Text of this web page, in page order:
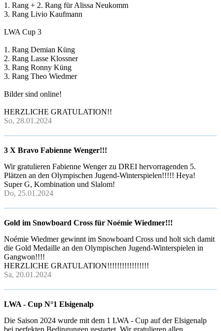
1. Rang + 2. Rang für Alissa Neukomm
3. Rang Livio Kaufmann
LWA Cup 3
1. Rang Demian Küng
2. Rang Lasse Klossner
3. Rang Ronny Küng
3. Rang Theo Wiedmer
Bilder sind online!
HERZLICHE GRATULATION!!
So, 28.01.2024
3 X Bravo Fabienne Wenger!!!
Wir gratulieren Fabienne Wenger zu DREI hervorragenden 5.
Plätzen an den Olympischen Jugend-Winterspielen!!!!! Heya!
Super G, Kombination und Slalom!
Do, 25.01.2024
Gold im Snowboard Cross für Noémie Wiedmer!!!
Noémie Wiedmer gewinnt im Snowboard Cross und holt sich damit
die Gold Medaille an den Olympischen Jugend-Winterspielen in
Gangwon!!!!
HERZLICHE GRATULATION!!!!!!!!!!!!!!!!!
Sa, 20.01.2024
LWA - Cup N°1 Elsigenalp
Die Saison 2024 wurde mit dem 1 LWA - Cup auf der Elsigenalp
bei perfekten Bedingungen gestartet. Wir gratulieren allen